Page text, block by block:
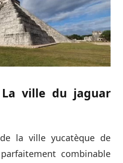
ville du jaguar
la ville yucatèque de
combinable